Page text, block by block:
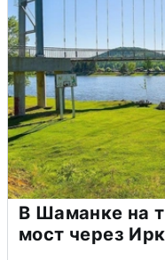
В Шаманке на
мост через